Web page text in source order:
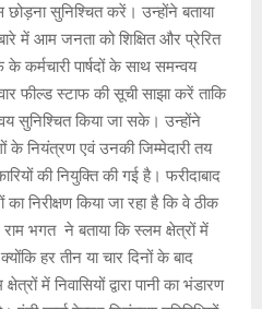
सुनिश्चित करें। उन्होंने बताया
में आम जनता को शिक्षित और प्रेरित
पार्षदों के साथ समन्वय
फील्ड स्टाफ की सूची साझा करें ताकि
सुनिश्चित किया जा सके। उन्होंने
के नियंत्रण एवं उनकी जिम्मेदारी तय
की नियुक्ति की गई है। फरीदाबाद
निरीक्षण किया जा रहा है कि वे ठीक
भगत ने बताया कि स्लम क्षेत्रों में
हर तीन या चार दिनों के बाद
में निवासियों द्वारा पानी का भंडारण